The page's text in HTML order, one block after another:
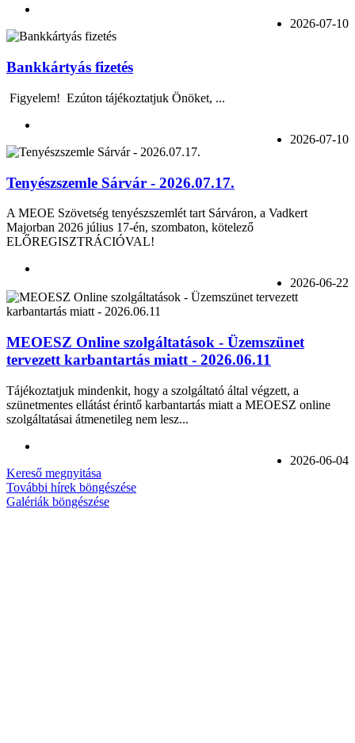
2026-07-10
Bankkártyás fizetés
Figyelem! Ezúton tájékoztatjuk Önöket, ...
2026-07-10
Tenyészszemle Sárvár - 2026.07.17.
A MEOE Szövetség tenyészszemlét tart Sárváron, a Vadkert
Majorban 2026 július 17-én, szombaton, kötelező
ELŐREGISZTRÁCIÓVAL!
2026-06-22
MEOESZ Online szolgáltatások - Üzemszünet
tervezett karbantartás miatt - 2026.06.11
Tájékoztatjuk mindenkit, hogy a szolgáltató által végzett, a
szünetmentes ellátást érintő karbantartás miatt a MEOESZ online
szolgáltatásai átmenetileg nem lesz...
2026-06-04
Kereső megnyitása
További hírek böngészése
Galériák böngészése